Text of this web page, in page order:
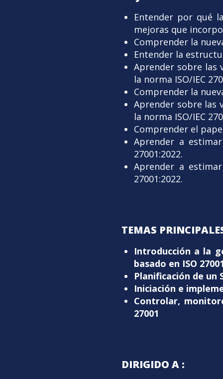
Entender por qué
mejoras que
Comprender la
Entender la
Aprender sobre las
la norma ISO/IEC
Comprender la
Aprender sobre las
la norma ISO/IEC
Comprender el
Aprender a
27001:2022.
Aprender a
27001:2022.
TEMAS
Introducción a la
basado en ISO
Planificación de un
Iniciación e
Controlar,
27001
DIRIGIDO A :